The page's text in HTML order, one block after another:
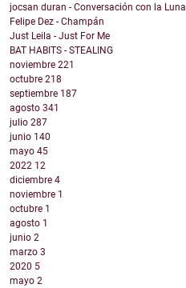
jocsan duran - Conversación con la Luna
Felipe Dez - Champán
Just Leila - Just For Me
BAT HABITS - STEALING
noviembre 221
octubre 218
septiembre 187
agosto 341
julio 287
junio 140
mayo 45
2022 12
diciembre 4
noviembre 1
octubre 1
agosto 1
junio 2
marzo 3
2020 5
mayo 2